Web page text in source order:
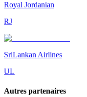
Royal Jordanian
RJ
SriLankan Airlines
UL
Autres partenaires